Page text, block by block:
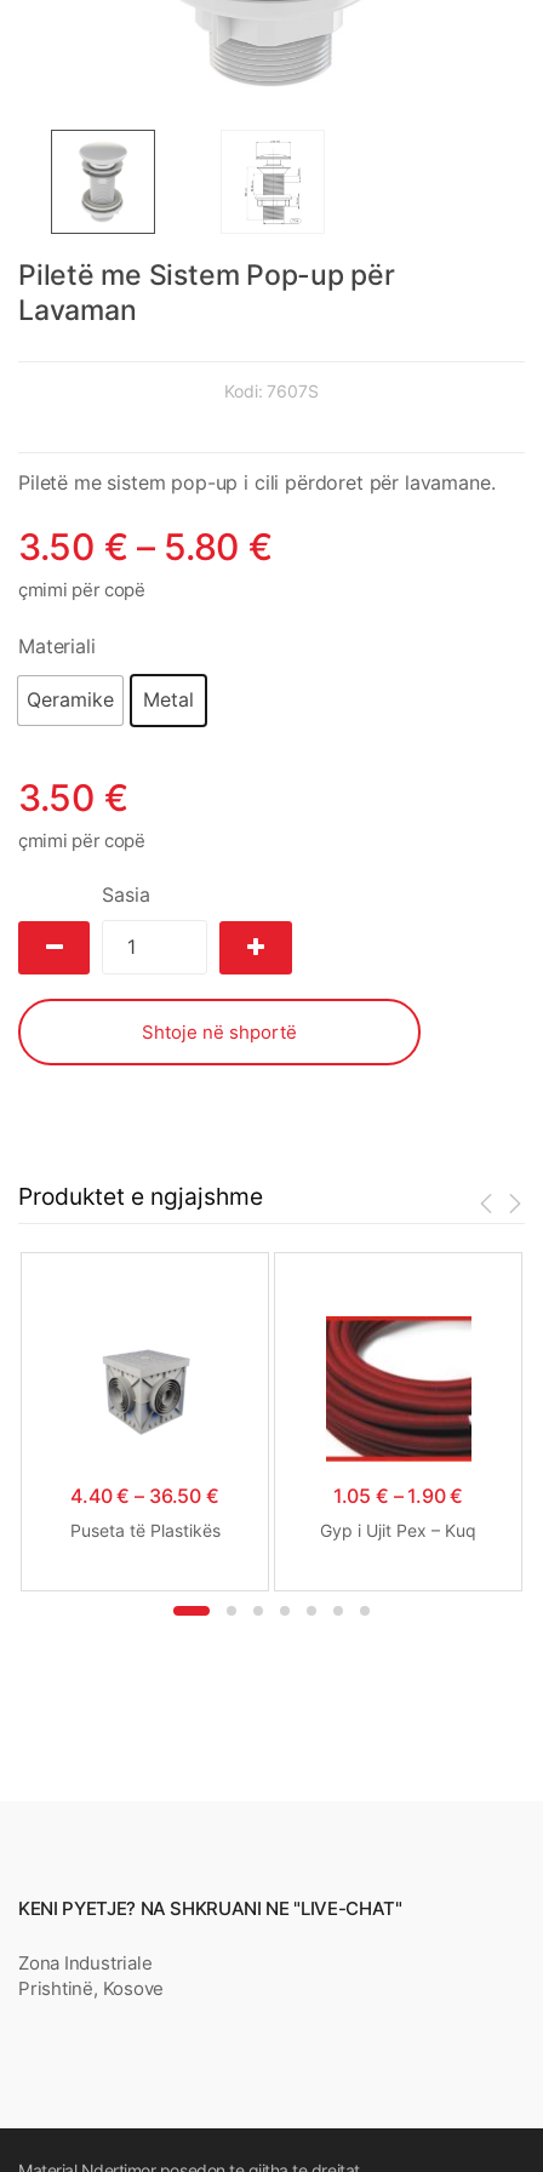
Piletë me Sistem Pop-up për
Lavaman
Kodi: 7607S
Piletë me sistem pop-up i cili përdoret për lavamane.
3.50 € – 5.80 €
çmimi për copë
Materiali
Qeramike Metal
3.50 €
çmimi për copë
Sasia
Shtoje në shportë
Produktet e ngjajshme
4.40€ – 36.50 €
Puseta të Plastikës
1.05 € – 1.90€
Gyp i Ujit Pex – Kuq
KENI PYETJE? NA SHKRUANI NE "LIVE-CHAT"
Zona Industriale
Prishtinë, Kosove